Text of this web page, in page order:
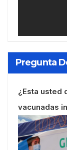
Pregunta
¿Esta usted
vacunadas